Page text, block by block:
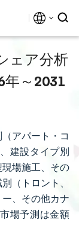
ェア分析
～2031
アパート・コ
建設タイプ別
現場施工、その
（トロント、
、その他カナ
場予測は金額